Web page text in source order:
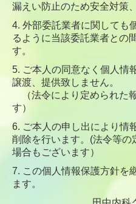
漏えい防止のため安全対策
4. 外部委託業者に関しても
るように当該委託業者との
す。
5. ご本人の同意なく個人情
譲渡、提供致しません。
（法令により定められた
す）
6. ご本人の申し出により情
削除を行います。(法令等の
場合もございます）
7. この個人情報保護方針を
ます。